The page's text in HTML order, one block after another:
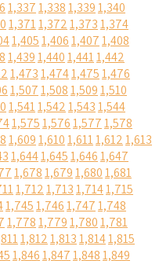
1,3371,3381,3391,340
1,3711,3721,3731,374
1,4051,4061,4071,408
1,4391,4401,4411,442
1,4731,4741,4751,476
1,5071,5081,5091,510
1,5411,5421,5431,544
1,5751,5761,5771,578
1,6091,6101,6111,6121,613
1,6441,6451,6461,647
1,6781,6791,6801,681
1,7121,7131,7141,715
1,7451,7461,7471,748
1,7781,7791,7801,781
1,8121,8131,8141,815
1,8461,8471,8481,849